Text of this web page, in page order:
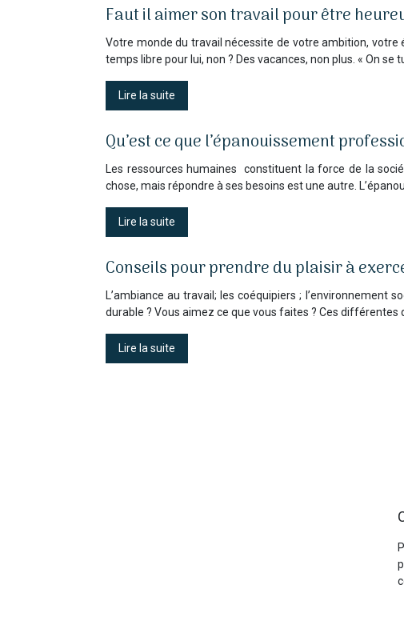
Faut il aimer son travail pour être
Votre monde du travail nécessite de votre ambition,
temps libre pour lui, non ? Des vacances, non plus. « On se
Lire la suite
Qu’est ce que l’épanouissement
Les ressources humaines constituent la force de la
chose, mais répondre à ses besoins est une autre.
Lire la suite
Conseils pour prendre du plaisir à
L’ambiance au travail; les coéquipiers ; l’environnement
durable ? Vous aimez ce que vous faites ? Ces différentes
Lire la suite